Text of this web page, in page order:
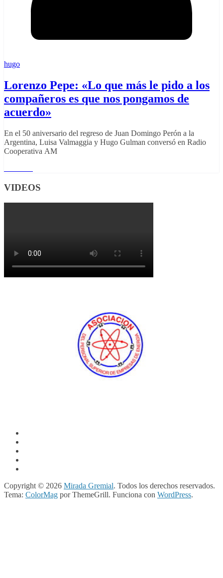
hugo
Lorenzo Pepe: «Lo que más le pido a los
compañeros es que nos pongamos de
acuerdo»
En el 50 aniversario del regreso de Juan Domingo Perón a la
Argentina, Luisa Valmaggia y Hugo Gulman conversó en Radio
Cooperativa AM
VIDEOS
Copyright © 2026 Mirada Gremial. Todos los derechos reservados.
Tema: ColorMag por ThemeGrill. Funciona con WordPress.